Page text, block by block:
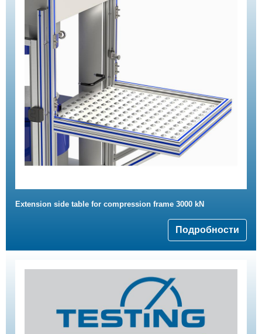
Extension side table for compression frame 3000 kN
Подробности